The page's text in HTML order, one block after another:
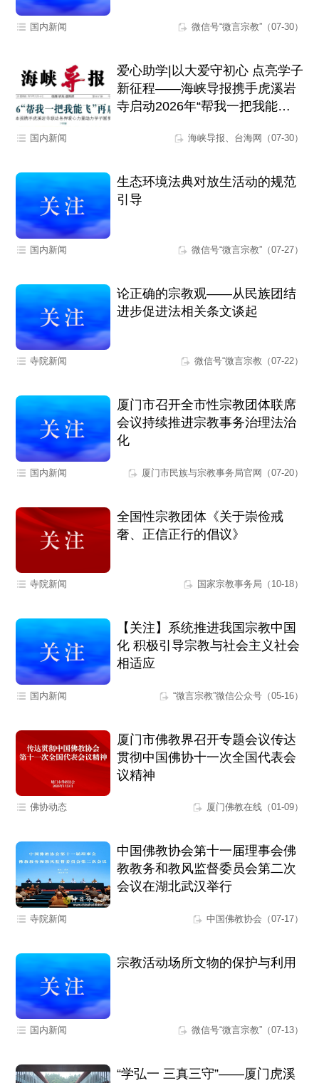
微信号“微言宗教”（07-30）
国内新闻
爱心助学|以大爱守初心 点亮学子
新征程——海峡导报携手虎溪岩
寺启动2026年“帮我一把我能
海峡导报、台海网（07-30）
国内新闻
生态环境法典对放生活动的规范
引导
微信号“微言宗教”（07-27）
国内新闻
论正确的宗教观——从民族团结
进步促进法相关条文谈起
微信号“微言宗教（07-22）
寺院新闻
厦门市召开全市性宗教团体联席
会议持续推进宗教事务治理法治
化
厦门市民族与宗教事务局官网（07-20）
国内新闻
全国性宗教团体《关于崇俭戒
奢、正信正行的倡议》
国家宗教事务局（10-18）
寺院新闻
【关注】系统推进我国宗教中国
化 积极引导宗教与社会主义社会
相适应
“微言宗教”微信公众号（05-16）
国内新闻
厦门市佛教界召开专题会议传达
贯彻中国佛协十一次全国代表会
议精神
厦门佛教在线（01-09）
佛协动态
中国佛教协会第十一届理事会佛
教教务和教风监督委员会第二次
会议在湖北武汉举行
中国佛教协会（07-17）
寺院新闻
宗教活动场所文物的保护与利用
微信号“微言宗教”（07-13）
国内新闻
“学弘一 三真三守”——厦门虎溪